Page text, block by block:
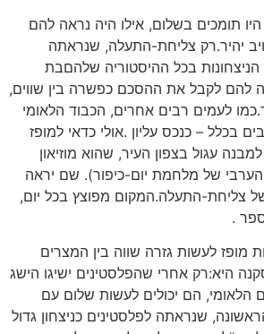
תומכים בשלום, אילו היה נראה להם
יהיר.רק צליחת-התעלה, שנראתה
בכל ההיסטוריה שלהםבת
להם לקבל את ההסכם כפשרה בין שווים,
לעמים רבים אחרים, הכבוד הלאומי
בכלל – כנכס עליון .אולי כדאי למופז
עגול בצפון העיר, שהוא מוזיאון
של מלחמת יום-כיפור). שם יראה
צליחת-התעלה.המקום מפוצץ בכל יום,
.
לעשות גזרה שווה בין המצרים
היא:רק אחרי שהפלסטינים ישיגו הישג
הלאומי, הם יכולים לעשות שלום עם
שנראתה לפלסטינים כניצחון גדול